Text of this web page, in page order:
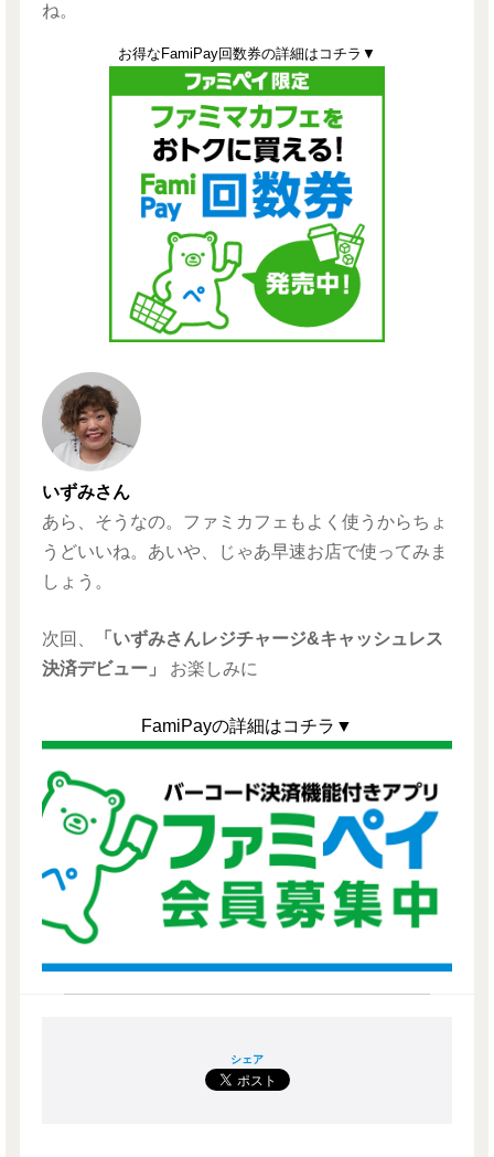
ね。
お得なFamiPay回数券の詳細はコチラ▼
いずみさん
あら、そうなの。ファミカフェもよく使うからちょ
うどいいね。あいや、じゃあ早速お店で使ってみま
しょう。
次回、
「いずみさんレジチャージ&キャッシュレス
決済デビュー」 お楽しみに
FamiPayの詳細はコチラ▼
シェア